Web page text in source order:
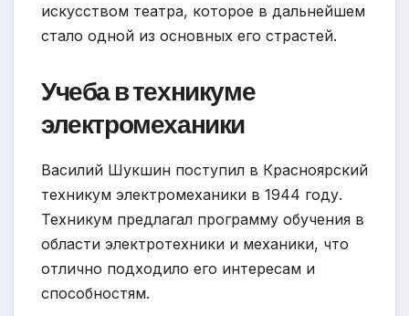
искусством театра, которое в дальнейшем
стало одной из основных его страстей.
Учеба в техникуме
электромеханики
Василий Шукшин поступил в Красноярский
техникум электромеханики в 1944 году.
Техникум предлагал программу обучения в
области электротехники и механики, что
отлично подходило его интересам и
способностям.